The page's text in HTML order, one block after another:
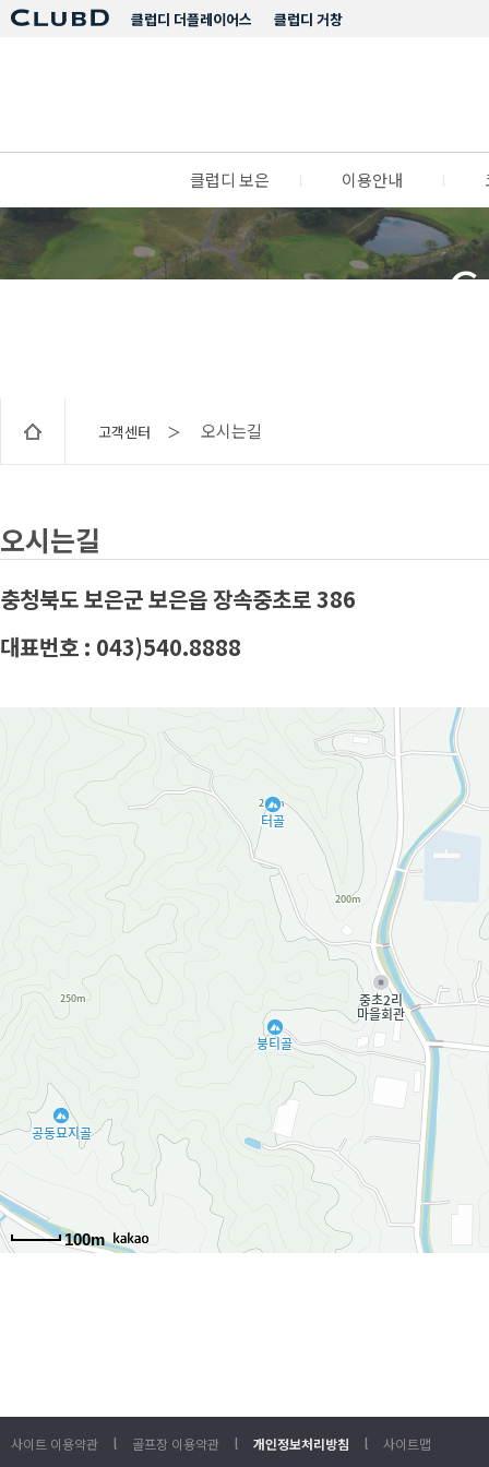
클럽디 거창
클럽디 더플레이어스
클럽디 보은 이용안내
고객센터 ＞ 오시는길
오시는길
충청북도 보은군 보은읍 장속중초로 386
대표번호 : 043)540.8888
100m
사이트 이용약관 l 골프장 이용약관 l 개인정보처리방침 l 사이트맵